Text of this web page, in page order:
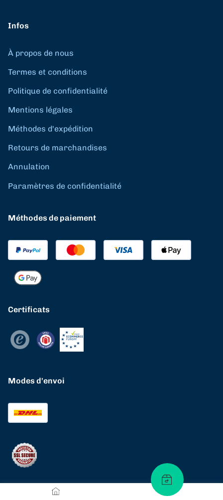
Infos
À propos de nous
Termes et conditions
Politique de confidentialité
Mentions légales
Méthodes d'expédition
Retours de marchandises
Annulation
Paramètres de confidentialité
Méthodes de paiement
Certificats
Modes d'envoi